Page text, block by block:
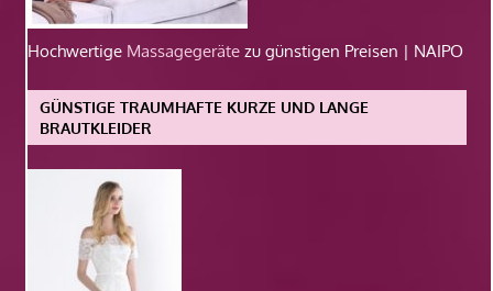
Hochwertige Massagegeräte zu günstigen Preisen | NAIPO
GÜNSTIGE TRAUMHAFTE KURZE UND LANGE
BRAUTKLEIDER